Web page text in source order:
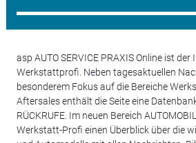
asp AUTO SERVICE PRAXIS Online ist
Werkstattprofi. Neben tagesaktuellen
besonderem Fokus auf die Bereiche
Aftersales enthält die Seite eine
RÜCKRUFE. Im neuen Bereich
Werkstatt-Profi einen Überblick über die